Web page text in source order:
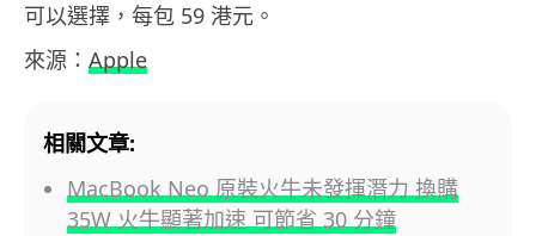
可以選擇，每包 59 港元。
來源： Apple
相關文章:
MacBook Neo 原裝火牛未發揮潛力 換購
35W 火牛顯著加速 可節省 30 分鐘